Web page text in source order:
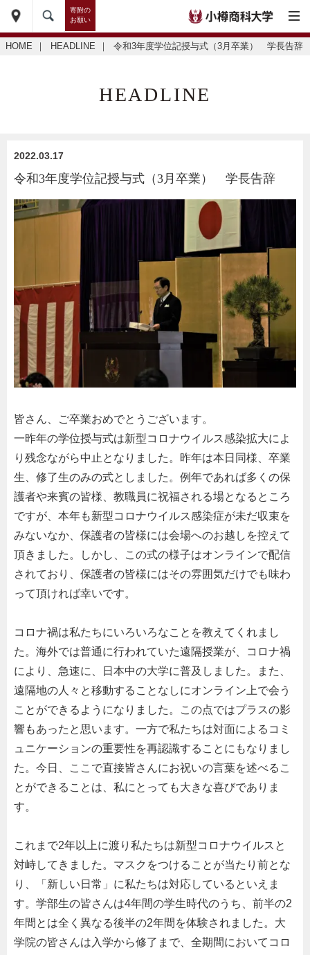
寄附の
お願い
HOME ｜ HEADLINE ｜ 令和3年度学位記授与式（3月卒業） 学長告辞
HEADLINE
2022.03.17
令和3年度学位記授与式（3月卒業） 学長告辞
皆さん、ご卒業おめでとうございます。
一昨年の学位授与式は新型コロナウイルス感染拡大によ
り残念ながら中止となりました。昨年は本日同様、卒業
生、修了生のみの式としました。例年であれば多くの保
護者や来賓の皆様、教職員に祝福される場となるところ
ですが、本年も新型コロナウイルス感染症が未だ収束を
みないなか、保護者の皆様には会場へのお越しを控えて
頂きました。しかし、この式の様子はオンラインで配信
されており、保護者の皆様にはその雰囲気だけでも味わ
って頂ければ幸いです。
コロナ禍は私たちにいろいろなことを教えてくれまし
た。海外では普通に行われていた遠隔授業が、コロナ禍
により、急速に、日本中の大学に普及しました。また、
遠隔地の人々と移動することなしにオンライン上で会う
ことができるようになりました。この点ではプラスの影
響もあったと思います。一方で私たちは対面によるコミ
ュニケーションの重要性を再認識することにもなりまし
た。今日、ここで直接皆さんにお祝いの言葉を述べるこ
とができることは、私にとっても大きな喜びでありま
す。
これまで2年以上に渡り私たちは新型コロナウイルスと
対峙してきました。マスクをつけることが当たり前とな
り、「新しい日常」に私たちは対応しているといえま
す。学部生の皆さんは4年間の学生時代のうち、前半の2
年間とは全く異なる後半の2年間を体験されました。大
学院の皆さんは入学から修了まで、全期間においてコロ